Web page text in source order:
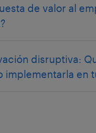
de valor al
disruptiva:
implementarla en